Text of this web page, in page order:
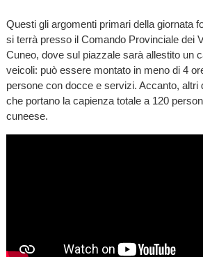
Questi gli argomenti primari della giornata
si terrà presso il Comando Provinciale dei
Cuneo, dove sul piazzale sarà allestito un
veicoli: può essere montato in meno di 4
persone con docce e servizi. Accanto, altri
che portano la capienza totale a 120
cuneese.